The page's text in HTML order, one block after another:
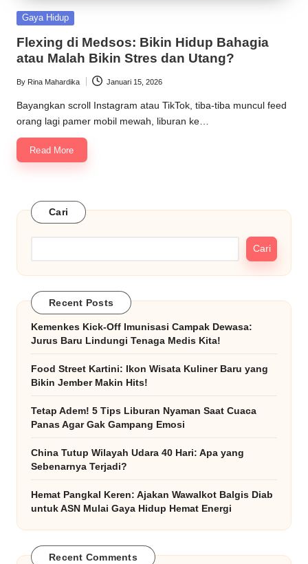
Posted
Gaya Hidup
Flexing di Medsos: Bikin Hidup Bahagia
atau Malah Bikin Stres dan Utang?
Posted
by
By Rina Mahardika Januari 15, 2026
Bayangkan scroll Instagram atau TikTok, tiba-tiba muncul feed
orang lagi pamer mobil mewah, liburan ke…
Read More
Cari
Cari
Recent Posts
Kemenkes Kick-Off Imunisasi Campak Dewasa:
Jurus Baru Lindungi Tenaga Medis Kita!
Food Street Kartini: Ikon Wisata Kuliner Baru yang
Bikin Jember Makin Hits!
Tetap Adem! 5 Tips Liburan Nyaman Saat Cuaca
Panas Agar Gak Gampang Emosi
China Tutup Wilayah Udara 40 Hari: Apa yang
Sebenarnya Terjadi?
Hemat Pangkal Keren: Ajakan Wawalkot Balgis Diab
untuk ASN Mulai Gaya Hidup Hemat Energi
Recent Comments